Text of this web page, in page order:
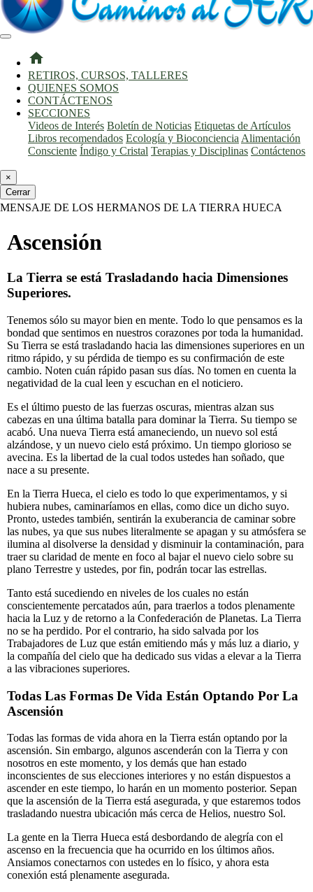
home
RETIROS, CURSOS, TALLERES
QUIENES SOMOS
CONTÁCTENOS
SECCIONES
Videos de Interés Boletín de Noticias Etiquetas de Artículos
Libros recomendados Ecología y Bioconciencia Alimentación
Consciente Índigo y Cristal Terapias y Disciplinas Contáctenos
×
Cerrar
MENSAJE DE LOS HERMANOS DE LA TIERRA HUECA
Ascensión
La Tierra se está Trasladando hacia Dimensiones
Superiores.
Tenemos sólo su mayor bien en mente. Todo lo que pensamos es la
bondad que sentimos en nuestros corazones por toda la humanidad.
Su Tierra se está trasladando hacia las dimensiones superiores en un
ritmo rápido, y su pérdida de tiempo es su confirmación de este
cambio. Noten cuán rápido pasan sus días. No tomen en cuenta la
negatividad de la cual leen y escuchan en el noticiero.
Es el último puesto de las fuerzas oscuras, mientras alzan sus
cabezas en una última batalla para dominar la Tierra. Su tiempo se
acabó. Una nueva Tierra está amaneciendo, un nuevo sol está
alzándose, y un nuevo cielo está próximo. Un tiempo glorioso se
avecina. Es la libertad de la cual todos ustedes han soñado, que
nace a su presente.
En la Tierra Hueca, el cielo es todo lo que experimentamos, y si
hubiera nubes, caminaríamos en ellas, como dice un dicho suyo.
Pronto, ustedes también, sentirán la exuberancia de caminar sobre
las nubes, ya que sus nubes literalmente se apagan y su atmósfera se
ilumina al disolverse la densidad y disminuir la contaminación, para
traer su claridad de mente en foco al bajar el nuevo cielo sobre su
plano Terrestre y ustedes, por fin, podrán tocar las estrellas.
Tanto está sucediendo en niveles de los cuales no están
conscientemente percatados aún, para traerlos a todos plenamente
hacia la Luz y de retorno a la Confederación de Planetas. La Tierra
no se ha perdido. Por el contrario, ha sido salvada por los
Trabajadores de Luz que están emitiendo más y más luz a diario, y
la compañía del cielo que ha dedicado sus vidas a elevar a la Tierra
a las vibraciones superiores.
Todas Las Formas De Vida Están Optando Por La
Ascensión
Todas las formas de vida ahora en la Tierra están optando por la
ascensión. Sin embargo, algunos ascenderán con la Tierra y con
nosotros en este momento, y los demás que han estado
inconscientes de sus elecciones interiores y no están dispuestos a
ascender en este tiempo, lo harán en un momento posterior. Sepan
que la ascensión de la Tierra está asegurada, y que estaremos todos
trasladando nuestra ubicación más cerca de Helios, nuestro Sol.
La gente en la Tierra Hueca está desbordando de alegría con el
ascenso en la frecuencia que ha ocurrido en los últimos años.
Ansiamos conectarnos con ustedes en lo físico, y ahora esta
conexión está plenamente asegurada.